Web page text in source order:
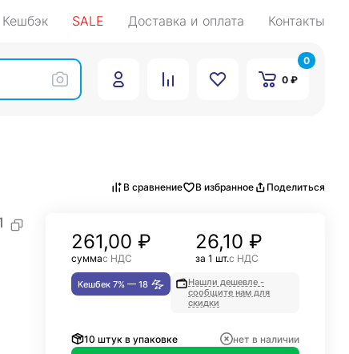
Кешбэк SALE Доставка и оплата Контакты
0 ₽
0
В сравнение В избранное Поделиться
261,00 ₽
суммас НДС
26,10 ₽
за 1 шт.с НДС
Кешбек 7% — 18
Нашли дешевле -
сообщите нам для
скидки
10 штук в упаковке нет в наличии